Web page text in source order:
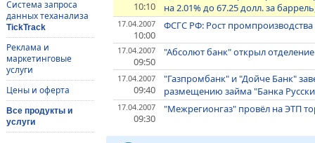
Система запроса
данных теханализа
TickTrack
Реклама и
маркетинговые
услуги
Цены и оферта
Все продукты и
услуги
10:10
на 2.01% до 67.25 долл. за
17.04.2007
10:00
ФСГС РФ: Рост промпроизводства
17.04.2007
09:50
"Абсолют банк" открыл
17.04.2007
09:40
"Газпромбанк" и "Дойче Банк"
размещению займа "Банка
17.04.2007
09:30
"Межрегионгаз" провёл на ЭТП